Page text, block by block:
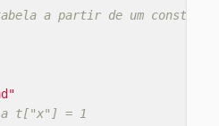
a partir de um
t["x"] = 1